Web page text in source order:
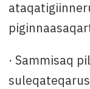
· Sammisaq